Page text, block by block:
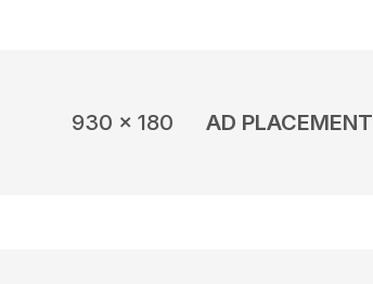
930 x 180 AD PLACEMENT